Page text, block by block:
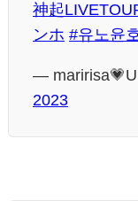
神起
ンホ #유노윤
—
2023